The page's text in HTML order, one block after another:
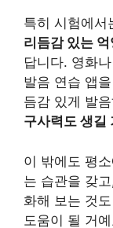
특히 시험에서
리듬감 있는 억
답니다. 영화
발음 연습 앱
듬감 있게 발
구사력도 생길
이 밖에도 평
는 습관을 갖
화해 보는 것도
도움이 될 거